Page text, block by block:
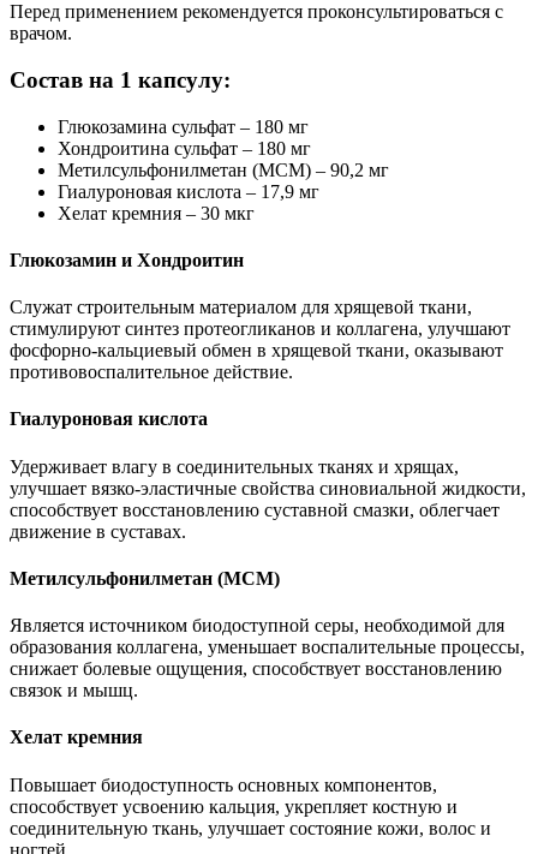
Перед применением рекомендуется проконсультироваться с
врачом.
Состав на 1 капсулу:
Глюкозамина сульфат – 180 мг
Хондроитина сульфат – 180 мг
Метилсульфонилметан (МСМ) – 90,2 мг
Гиалуроновая кислота – 17,9 мг
Хелат кремния – 30 мкг
Глюкозамин и Хондроитин
Служат строительным материалом для хрящевой ткани,
стимулируют синтез протеогликанов и коллагена, улучшают
фосфорно-кальциевый обмен в хрящевой ткани, оказывают
противовоспалительное действие.
Гиалуроновая кислота
Удерживает влагу в соединительных тканях и хрящах,
улучшает вязко-эластичные свойства синовиальной жидкости,
способствует восстановлению суставной смазки, облегчает
движение в суставах.
Метилсульфонилметан (МСМ)
Является источником биодоступной серы, необходимой для
образования коллагена, уменьшает воспалительные процессы,
снижает болевые ощущения, способствует восстановлению
связок и мышц.
Хелат кремния
Повышает биодоступность основных компонентов,
способствует усвоению кальция, укрепляет костную и
соединительную ткань, улучшает состояние кожи, волос и
ногтей.